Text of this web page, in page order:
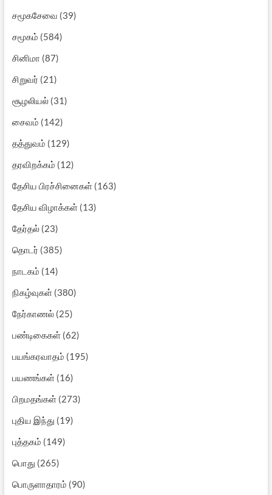
சமூகசேவை (39)
சமூகம் (584)
சினிமா (87)
சிறுவர் (21)
சூழலியல்(31)
சைவம் (142)
தத்துவம் (129)
தரவிறக்கம் (12)
தேசிய பிரச்சினைகள்(163)
தேசிய விழாக்கள்(13)
தேர்தல்(23)
தொடர் (385)
நாடகம் (14)
நிகழ்வுகள்(380)
நேர்காணல்(25)
பண்டிகைகள்(62)
பயங்கரவாதம் (195)
பயணங்கள்(16)
பிறமதங்கள்(273)
புதிய இந்து (19)
புத்தகம் (149)
பொது (265)
பொருளாதாரம் (90)